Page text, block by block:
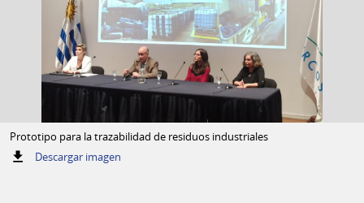
Prototipo para la trazabilidad de residuos industriales
Descargar imagen: